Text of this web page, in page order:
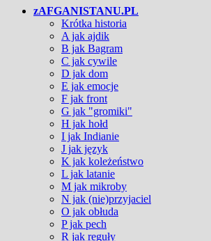
zAFGANISTANU.PL
Krótka historia
A jak ajdik
B jak Bagram
C jak cywile
D jak dom
E jak emocje
F jak front
G jak "gromiki"
H jak hołd
I jak Indianie
J jak język
K jak koleżeństwo
L jak latanie
M jak mikroby
N jak (nie)przyjaciel
O jak obłuda
P jak pech
R jak reguły